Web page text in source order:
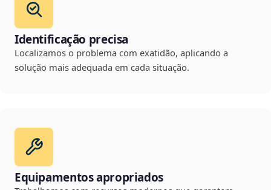
Identificação precisa
Localizamos o problema com exatidão, aplicando a
solução mais adequada em cada situação.
Equipamentos apropriados